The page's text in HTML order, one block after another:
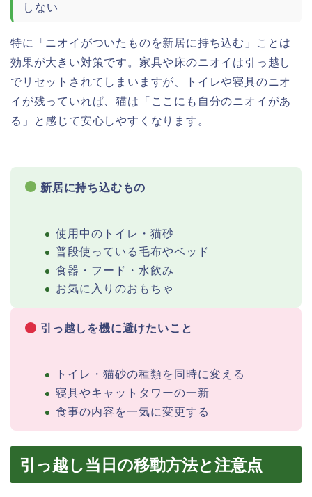
しない
特に「ニオイがついたものを新居に持ち込む」ことは
効果が大きい対策です。家具や床のニオイは引っ越し
でリセットされてしまいますが、トイレや寝具のニオ
イが残っていれば、猫は「ここにも自分のニオイがあ
る」と感じて安心しやすくなります。
新居に持ち込むもの
使用中のトイレ・猫砂
普段使っている毛布やベッド
食器・フード・水飲み
お気に入りのおもちゃ
引っ越しを機に避けたいこと
トイレ・猫砂の種類を同時に変える
寝具やキャットタワーの一新
食事の内容を一気に変更する
引っ越し当日の移動方法と注意点